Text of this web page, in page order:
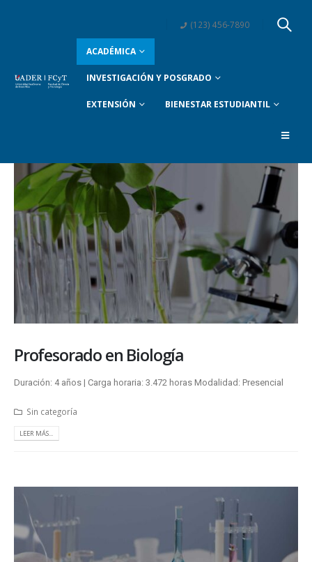
(123) 456-7890
ACADÉMICA
INVESTIGACIÓN Y POSGRADO
EXTENSIÓN BIENESTAR ESTUDIANTIL
Profesorado en Biología
Duración: 4 años | Carga horaria: 3.472 horas Modalidad: Presencial
Sin categoría
LEER MÁS...